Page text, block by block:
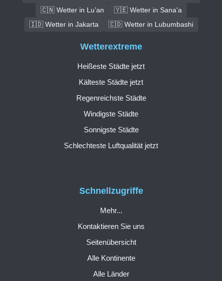
🇨🇳 Wetter in Lu’an
🇾🇪 Wetter in Sana'a
🇮🇩 Wetter in Jakarta
🇨🇩 Wetter in Lubumbashi
Schnellzugriffe
Mehr...
Kontaktieren Sie uns
Seitenübersicht
Alle Kontinente
Alle Länder
Wetterextreme
Heißeste Städte jetzt
Kälteste Städte jetzt
Regenreichste Städte
Windigste Städte
Sonnigste Städte
Schlechteste Luftqualität jetzt